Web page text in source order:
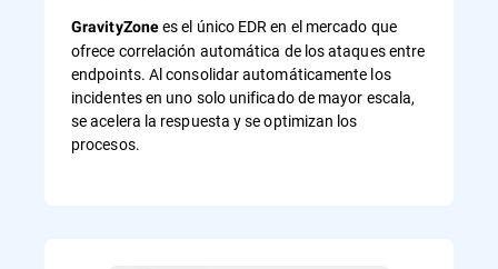
GravityZonees el único EDR en el mercado que
ofrece correlación automática de los ataques entre
endpoints. Al consolidar automáticamente los
incidentes en uno solo unificado de mayor escala,
se acelera la respuesta y se optimizan los
procesos.